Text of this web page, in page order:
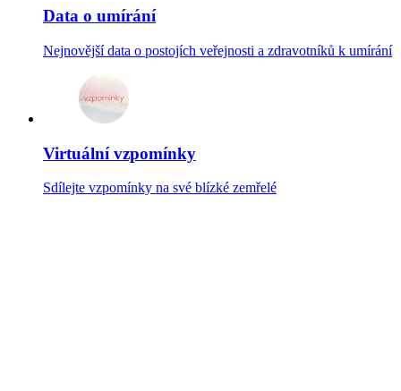
Data o umírání
Nejnovější data o postojích veřejnosti a zdravotníků k umírání
Virtuální vzpomínky
Sdílejte vzpomínky na své blízké zemřelé